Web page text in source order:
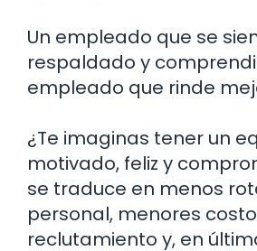
Un empleado que se
respaldado y
empleado que rinde
¿Te imaginas tener un
motivado, feliz y
se traduce en menos
personal, menores
reclutamiento y, en